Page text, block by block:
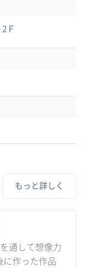
Ｆ
もっと詳しく
通して想像力
に作った作品